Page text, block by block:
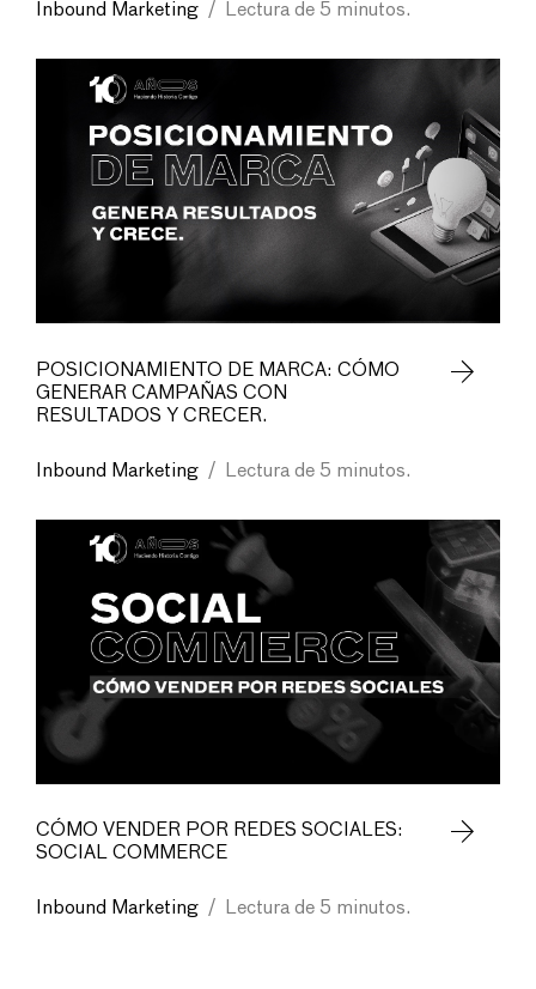
Inbound Marketing / Lectura de 5 minutos.
POSICIONAMIENTO DE MARCA: CÓMO
GENERAR CAMPAÑAS CON
RESULTADOS Y CRECER.
Inbound Marketing / Lectura de 5 minutos.
CÓMO VENDER POR REDES SOCIALES:
SOCIAL COMMERCE
Inbound Marketing / Lectura de 5 minutos.